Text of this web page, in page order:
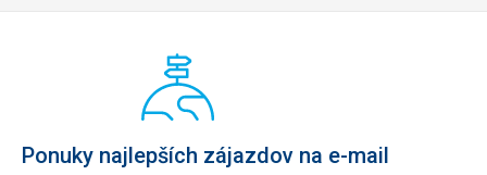
Ponuky najlepších zájazdov na e-mail